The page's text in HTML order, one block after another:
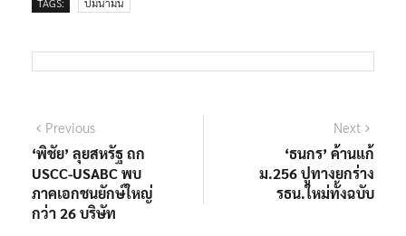
แนะแนว
เรื่อง
PreviousPrevious
post:
‘พิชัย’ ลุยสหรัฐ ถก
USCC-USABC พบ
Next
post:
‘ธนกร’ ค้านแก้​